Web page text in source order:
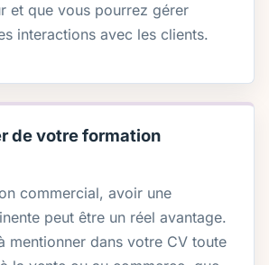
et que vous pourrez gérer
interactions avec les clients.
de votre formation
commercial, avoir une
peut être un réel avantage.
mentionner dans votre CV toute